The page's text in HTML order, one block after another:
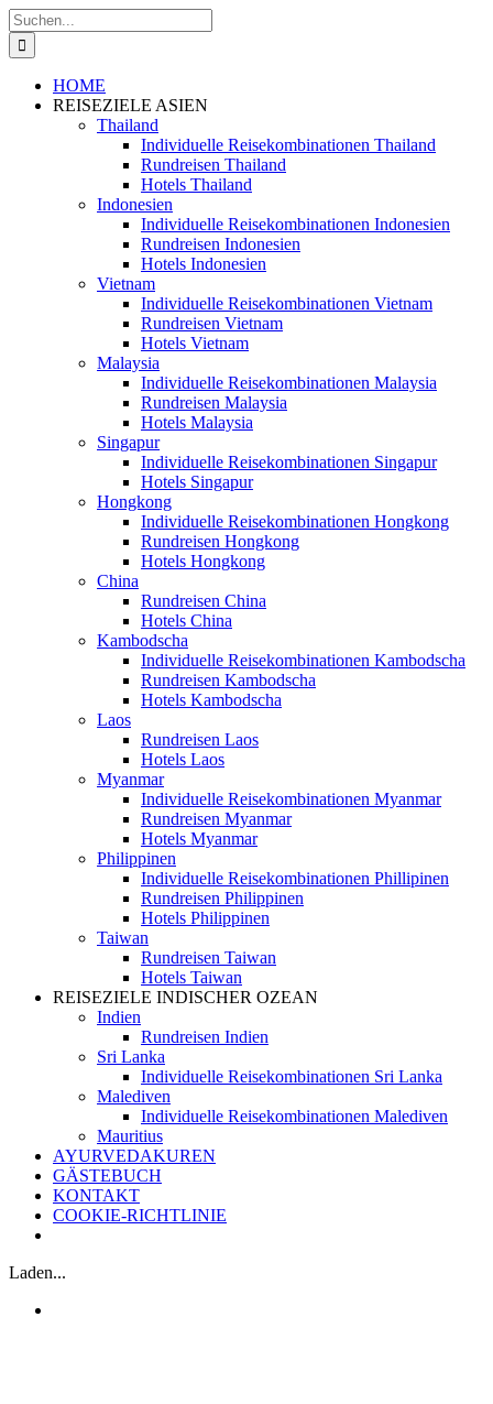
Zum
Inhalt
springen
Suche
nach:
HOME
REISEZIELE ASIEN
Thailand
Individuelle Reisekombinationen Thailand
Rundreisen Thailand
Hotels Thailand
Indonesien
Individuelle Reisekombinationen Indonesien
Rundreisen Indonesien
Hotels Indonesien
Vietnam
Individuelle Reisekombinationen Vietnam
Rundreisen Vietnam
Hotels Vietnam
Malaysia
Individuelle Reisekombinationen Malaysia
Rundreisen Malaysia
Hotels Malaysia
Singapur
Individuelle Reisekombinationen Singapur
Hotels Singapur
Hongkong
Individuelle Reisekombinationen Hongkong
Rundreisen Hongkong
Hotels Hongkong
China
Rundreisen China
Hotels China
Kambodscha
Individuelle Reisekombinationen Kambodscha
Rundreisen Kambodscha
Hotels Kambodscha
Laos
Rundreisen Laos
Hotels Laos
Myanmar
Individuelle Reisekombinationen Myanmar
Rundreisen Myanmar
Hotels Myanmar
Philippinen
Individuelle Reisekombinationen Phillipinen
Rundreisen Philippinen
Hotels Philippinen
Taiwan
Rundreisen Taiwan
Hotels Taiwan
REISEZIELE INDISCHER OZEAN
Indien
Rundreisen Indien
Sri Lanka
Individuelle Reisekombinationen Sri Lanka
Malediven
Individuelle Reisekombinationen Malediven
Mauritius
AYURVEDAKUREN
GÄSTEBUCH
KONTAKT
COOKIE-RICHTLINIE
Laden...